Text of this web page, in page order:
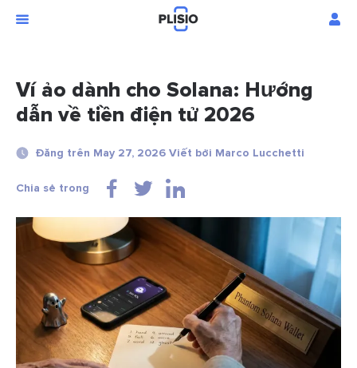
Ví ảo dành cho Solana: Hướng
dẫn về tiền điện tử 2026
Đăng trên May 27, 2026 Viết bởi Marco Lucchetti
Chia sẻ trong